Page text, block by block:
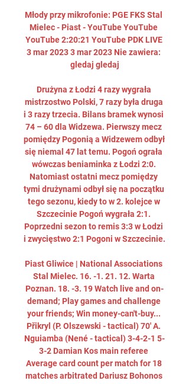
Młody przy mikrofonie: PGE FKS Stal
Mielec - Piast - YouTube YouTube
YouTube 2:20:21 YouTube PDK LIVE
3 mar 2023 3 mar 2023 Nie zawiera:
gledaj gledaj
Drużyna z Łodzi 4 razy wygrała
mistrzostwo Polski, 7 razy była druga
i 3 razy trzecia. Bilans bramek wynosi
74 – 60 dla Widzewa. Pierwszy mecz
pomiędzy Pogonią a Widzewem odbył
się niemal 47 lat temu. Pogoń ograła
wówczas beniaminka z Łodzi 2:0.
Natomiast ostatni mecz pomiędzy
tymi drużynami odbył się na początku
tego sezonu, kiedy to w 2. kolejce w
Szczecinie Pogoń wygrała 2:1.
Poprzedni sezon to remis 3:3 w Łodzi
i zwycięstwo 2:1 Pogoni w Szczecinie.
Piast Gliwice | National Associations
Stal Mielec. 16. -1. 21. 12. Warta
Poznan. 18. -3. 19 Watch live and on-
demand; Play games and challenge
your friends; Win money-can't-buy...
Přikryl (P. Olszewski - tactical) 70' A.
Nguiamba (Nené - tactical) 3-4-2-1 5-
3-2 Damian Kos main referee
Average card count per match for 18
matches arbitrated Dariusz Bohonos